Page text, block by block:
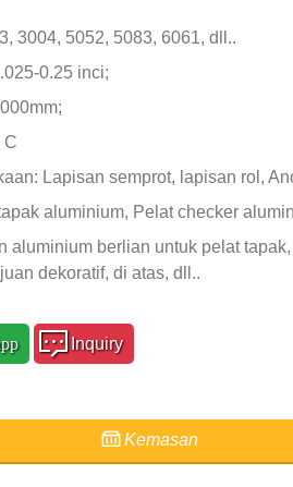
3004, 5052, 5083, 6061, dll..
0.25 inci;
C
Lapisan semprot, lapisan rol,
aluminium, Pelat checker
aluminium berlian untuk pelat
dekoratif, di atas, dll..
Inquiry
Kemasan